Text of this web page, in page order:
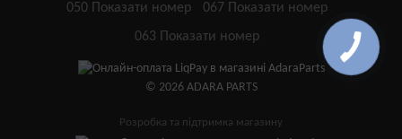
050 Показати номер
067 Показати номер
063 Показати номер
© 2026 ADARA PARTS
Розробка та підтримка магазину